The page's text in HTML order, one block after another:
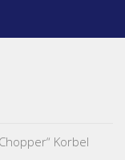
Korbel